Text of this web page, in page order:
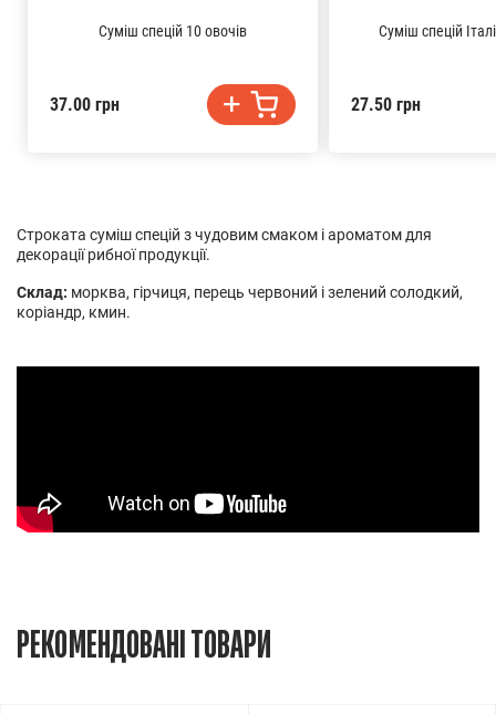
Строката суміш спецій з чудовим смаком і ароматом для
декорації рибної продукції.
Склад: морква, гірчиця, перець червоний і зелений солодкий,
коріандр, кмин.
Суміш спецій 10 овочів
37.00 грн
Суміш спецій
27.50 грн
РЕКОМЕНДОВАНІ ТОВАРИ